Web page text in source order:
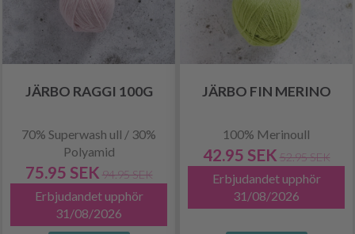
JÄRBO RAGGI 100G
70% Superwash ull / 30%
Polyamid
75.95 SEK 94.95 SEK
Erbjudandet upphör
31/08/2026
JÄRBO FIN MERINO
100% Merinoull
42.95 SEK 52.95 SEK
Erbjudandet upphör
31/08/2026